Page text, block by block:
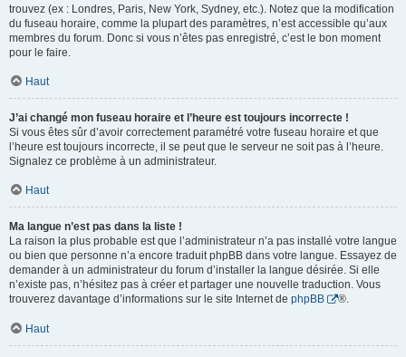
trouvez (ex : Londres, Paris, New York, Sydney, etc.). Notez que la modification
du fuseau horaire, comme la plupart des paramètres, n’est accessible qu’aux
membres du forum. Donc si vous n’êtes pas enregistré, c’est le bon moment
pour le faire.
Haut
J’ai changé mon fuseau horaire et l’heure est toujours incorrecte !
Si vous êtes sûr d’avoir correctement paramétré votre fuseau horaire et que
l’heure est toujours incorrecte, il se peut que le serveur ne soit pas à l’heure.
Signalez ce problème à un administrateur.
Haut
Ma langue n’est pas dans la liste !
La raison la plus probable est que l’administrateur n’a pas installé votre langue
ou bien que personne n’a encore traduit phpBB dans votre langue. Essayez de
demander à un administrateur du forum d’installer la langue désirée. Si elle
n’existe pas, n’hésitez pas à créer et partager une nouvelle traduction. Vous
trouverez davantage d’informations sur le site Internet de phpBB ®.
Haut